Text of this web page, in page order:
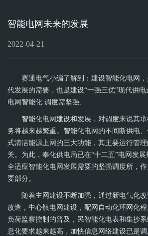
网
ELECTRONICON
智能电网未来的发展
2022-04-21
赛通电气小编了解到：建设智能化电网
代发展的需要，也是建设“一强三优”现代供电
电网智能化 调度需坚强、
智能化电网建设和发展，对调度来说其
务将越来越繁重。智能化电网的不间断供电
式清洁能源上网的三大功能，其主要运行管
关。为此，奉化供电局已在“十二五”电网发
全适应智能化电网发展需要的坚强调度所，
要部分。
随着主网建设不断加强，通过新电气化
改造，中心镇电网建设，配网自动化环网化
负荷监察控制的普及，民智能化电表和集抄
息化要求越来越高，加快信息网络建设已是